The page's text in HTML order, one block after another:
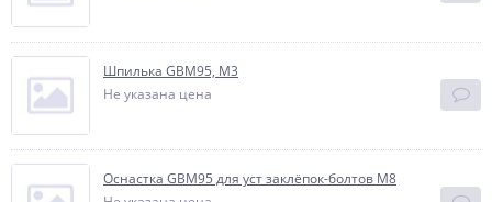
Шпилька GBM95, М3
Не указана цена
Оснастка GBM95 для уст заклёпок-болтов M8